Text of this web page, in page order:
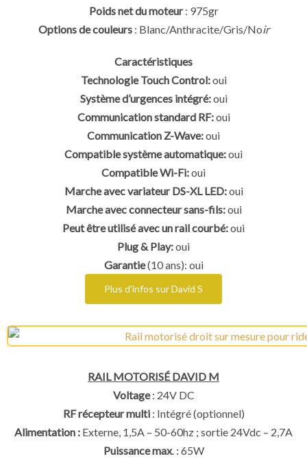
Poids net du moteur: 975gr
Options de couleurs: Blanc/Anthracite/Gris/Noir
Caractéristiques
Technologie Touch Control:oui
Système d’urgences intégré:oui
Communication standard RF:oui
Communication Z-Wave:oui
Compatible système automatique:oui
Compatible Wi-Fi:oui
Marche avec variateur DS-XL LED:oui
Marche avec connecteur sans-fils:oui
Peut être utilisé avec un rail courbé:oui
Plug & Play:oui
Garantie(10 ans): oui
Plus d'infos sur David S
RAIL MOTORISÉ DAVID M
Voltage: 24V DC
RF récepteur multi: Intégré (optionnel)
Alimentation : Externe, 1,5A – 50-60hz ; sortie 24Vdc – 2,7A
Puissance max. : 65W